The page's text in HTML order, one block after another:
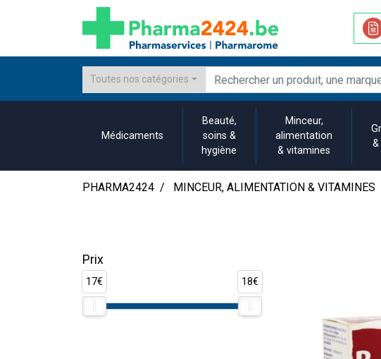
Toutes nos catégories
Médicaments
Beauté,
soins &
hygiène
Minceur,
alimentation
& vitamines
PHARMA2424 MINCEUR, ALIMENTATION & VITAMINES
Prix
17€ 18€